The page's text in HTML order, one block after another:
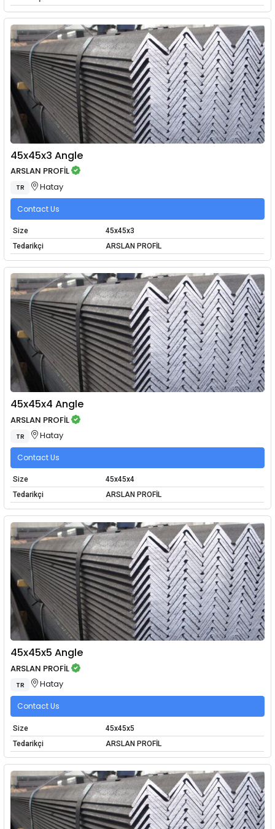
45x45x3 Angle
ARSLAN PROFİL
TR Hatay
Contact Us
Size
45x45x3
Tedarikçi
ARSLAN PROFİL
45x45x4 Angle
ARSLAN PROFİL
TR Hatay
Contact Us
Size
45x45x4
Tedarikçi
ARSLAN PROFİL
45x45x5 Angle
ARSLAN PROFİL
TR Hatay
Contact Us
Size
45x45x5
Tedarikçi
ARSLAN PROFİL